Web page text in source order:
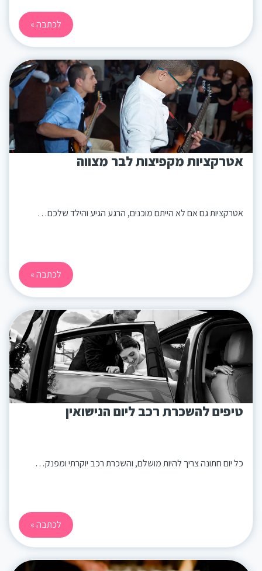
לכתבה »
אטרקציות מקפיצות לבר מצווה
אטרקציות גם אם לא הייתם מוכנים, הרגע הגיע והילד שלכם…
לכתבה »
טיפים להשכרת רכב ליום הנישואין
כל יום חתונה צריך להיות מושלם, והשכרת רכב יוקרתי ומפנק…
לכתבה »